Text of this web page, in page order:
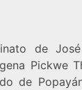
de
Pickwe
de